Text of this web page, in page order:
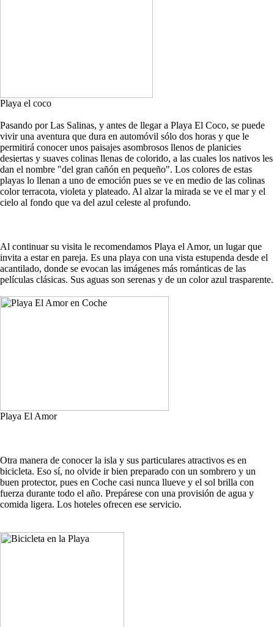
Playa el coco
Pasando por Las Salinas, y antes de llegar a Playa El Coco, se puede
vivir una aventura que dura en automóvil sólo dos horas y que le
permitirá conocer unos paisajes asombrosos llenos de planicies
desiertas y suaves colinas llenas de colorido, a las cuales los nativos les
dan el nombre "del gran cañón en pequeño". Los colores de estas
playas lo llenan a uno de emoción pues se ve en medio de las colinas
color terracota, violeta y plateado. Al alzar la mirada se ve el mar y el
cielo al fondo que va del azul celeste al profundo.
Al continuar su visita le recomendamos Playa el Amor, un lugar que
invita a estar en pareja. Es una playa con una vista estupenda desde el
acantilado, donde se evocan las imágenes más románticas de las
películas clásicas. Sus aguas son serenas y de un color azul trasparente.
Playa El Amor
Otra manera de conocer la isla y sus particulares atractivos es en
bicicleta. Eso sí, no olvide ir bien preparado con un sombrero y un
buen protector, pues en Coche casi nunca llueve y el sol brilla con
fuerza durante todo el año. Prepárese con una provisión de agua y
comida ligera. Los hoteles ofrecen ese servicio.